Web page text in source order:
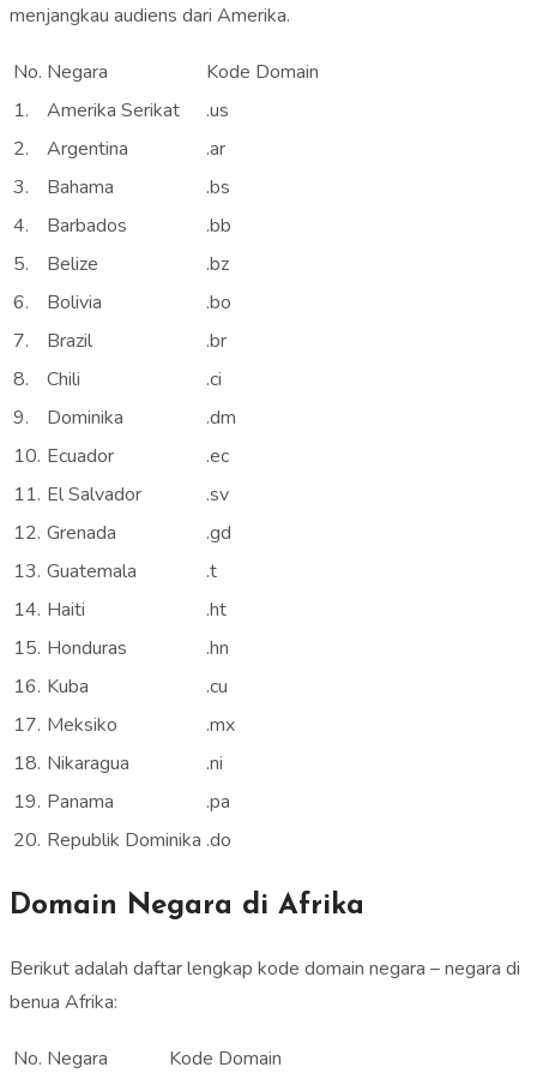
menjangkau audiens dari Amerika.
No. Negara
Kode Domain
1.
Amerika Serikat
.us
2.
Argentina
.ar
3.
Bahama
.bs
4.
Barbados
.bb
5.
Belize
.bz
6.
Bolivia
.bo
7.
Brazil
.br
8.
Chili
.ci
9.
Dominika
.dm
10. Ecuador
.ec
11. El Salvador
.sv
12. Grenada
.gd
13. Guatemala
.t
14. Haiti
.ht
15. Honduras
.hn
16. Kuba
.cu
17. Meksiko
.mx
18. Nikaragua
.ni
19. Panama
.pa
20. Republik Dominika .do
Domain Negara di Afrika
Berikut adalah daftar lengkap kode domain negara – negara di
benua Afrika:
No. Negara
Kode Domain